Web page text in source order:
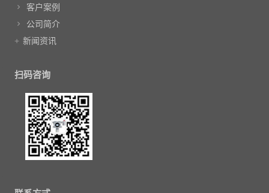
客户案例
公司简介
新闻资讯
扫码咨询